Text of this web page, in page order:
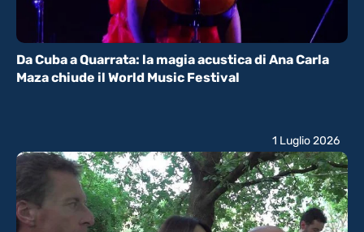
Da Cuba a Quarrata: la magia acustica di Ana Carla
Maza chiude il World Music Festival
1 Luglio 2026